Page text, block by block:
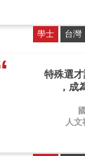
學士 台灣
特殊選
，成
人文